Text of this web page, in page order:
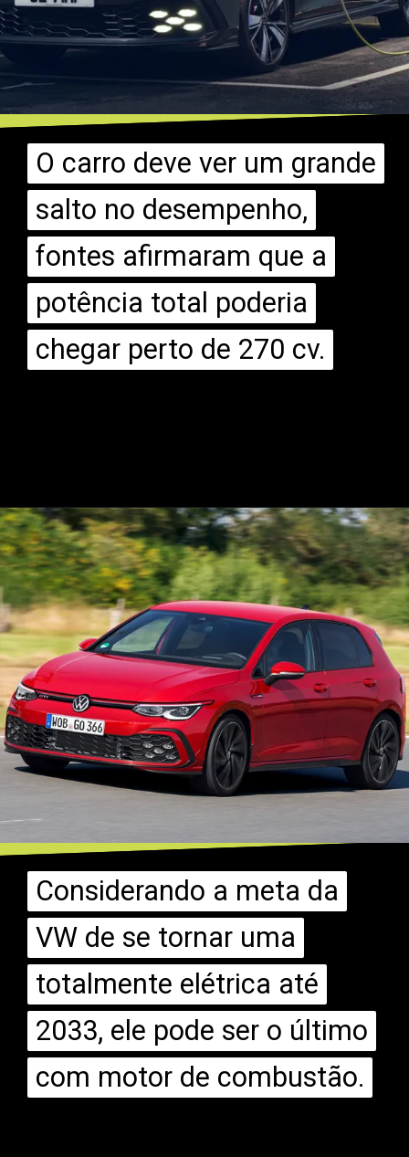
O carro deve ver um grande
salto no desempenho,
fontes afirmaram que a
potência total poderia
chegar perto de 270 cv.
O carro deve ver um grande
salto no desempenho,
fontes afirmaram que a
potência total poderia
chegar perto de 270 cv.
Opening https://mundofixa.com.br/8-coisas-para-esperar-do-novo-vw-golf-gti-2024/
Considerando a meta da
VW de se tornar uma
totalmente elétrica até
2033, ele pode ser o último
com motor de combustão.
Considerando a meta da
VW de se tornar uma
totalmente elétrica até
2033, ele pode ser o último
com motor de combustão.